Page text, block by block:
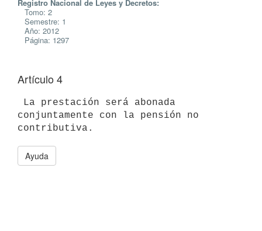
Registro Nacional de Leyes y Decretos:
Tomo: 2
Semestre: 1
Año: 2012
Página: 1297
Artículo 4
conjuntamente con la pensión no
Ayuda